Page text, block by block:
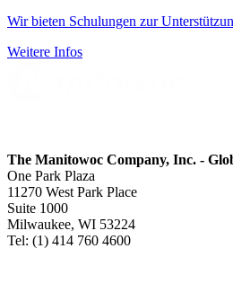
Wir bieten Schulungen zur
Weitere Infos
The Manitowoc Company, Inc. -
One Park Plaza
11270 West Park Place
Suite 1000
Milwaukee, WI 53224
Tel: (1) 414 760 4600